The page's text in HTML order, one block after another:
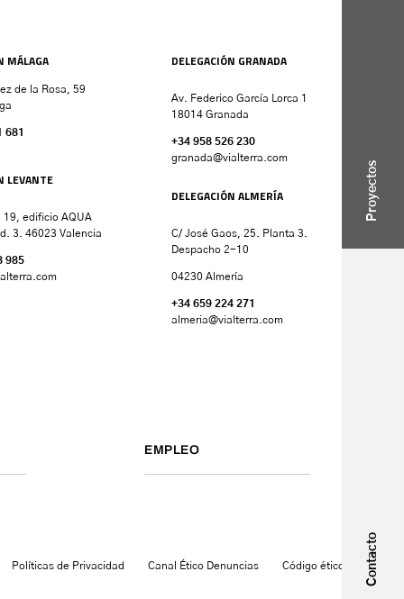
Proyectos
Contacto
MÁLAGA
de la Rosa, 59
681
LEVANTE
19, edificio AQUA
3. 46023 Valencia
985
DELEGACIÓN GRANADA
Av. Federico García Lorca 1
18014 Granada
+34 958 526 230
granada@vialterra.com
DELEGACIÓN ALMERÍA
C/ José Gaos, 25. Planta 3.
Despacho 2-10
04230 Almería
+34 659 224 271
almeria@vialterra.com
EMPLEO
Políticas de Privacidad Canal Ético Denuncias Código ético